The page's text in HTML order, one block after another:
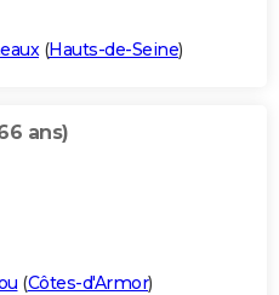
(Hauts-de-Seine)
ans)
(Côtes-d'Armor)